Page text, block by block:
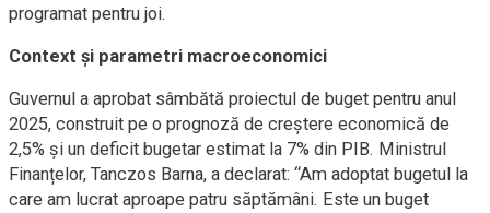
programat pentru joi.
Context și parametri macroeconomici
Guvernul a aprobat sâmbătă proiectul de buget pentru anul
2025, construit pe o prognoză de creștere economică de
2,5% și un deficit bugetar estimat la 7% din PIB. Ministrul
Finanțelor, Tanczos Barna, a declarat: “Am adoptat bugetul la
care am lucrat aproape patru săptămâni. Este un buget